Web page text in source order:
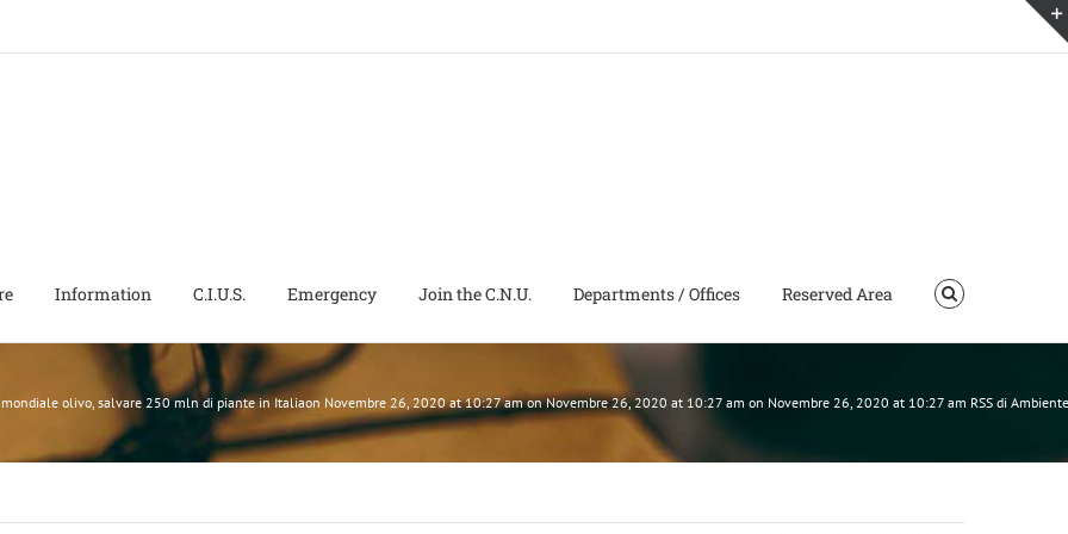
Information C.I.U.S. Emergency Join the C.N.U. Departments / Offices Reserved Area
olivo, salvare 250 mln di piante in Italiaon Novembre 26, 2020 at 10:27 am on Novembre 26, 2020 at 10:27 am on Novembre 26, 2020 at 10:27 am RSS di